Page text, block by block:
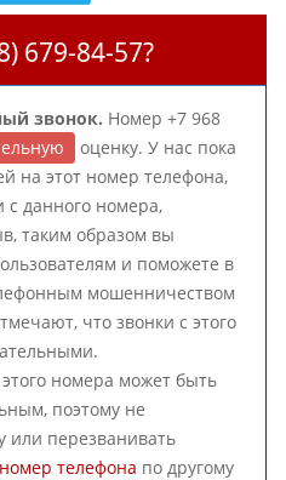
679-84-57?
звонок. Номер +7 968
оценку. У нас пока
на этот номер телефона,
с данного номера,
таким образом вы
и поможете в
мошенничеством
что звонки с этого
этого номера может быть
поэтому не
или перезванивать
телефона по другому